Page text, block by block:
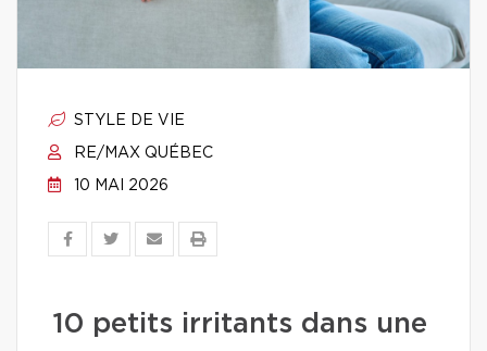
STYLE DE VIE
RE/MAX QUÉBEC
10 MAI 2026
10 petits irritants dans une